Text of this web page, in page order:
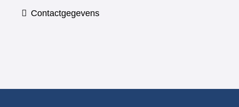
Contactgegevens